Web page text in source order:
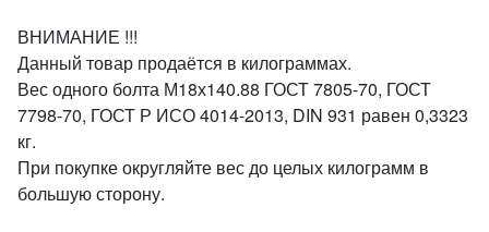
ВНИМАНИЕ !!!
Данный товар продаётся в килограммах.
Вес одного болта М18х140.88 ГОСТ 7805-70, ГОСТ
7798-70, ГОСТ Р ИСО 4014-2013, DIN 931 равен 0,3323
кг.
При покупке округляйте вес до целых килограмм в
большую сторону.